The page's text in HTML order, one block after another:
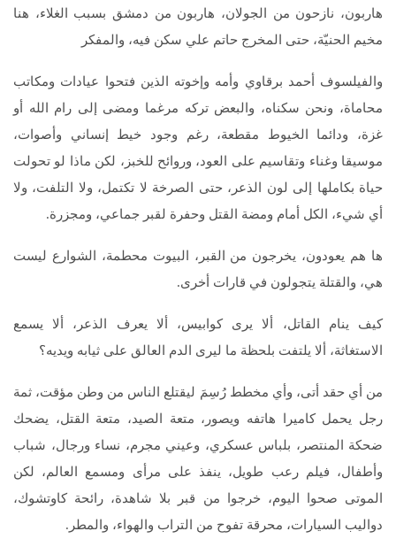
هاربون، نازحون من الجولان، هاربون من دمشق بسبب الغلاء، هنا
مخيم الحنيّة، حتى المخرج حاتم علي سكن فيه، والمفكر
والفيلسوف أحمد برقاوي وأمه وإخوته الذين فتحوا عيادات ومكاتب
محاماة، ونحن سكناه، والبعض تركه مرغما ومضى إلى رام الله أو
غزة، ودائما الخيوط مقطعة، رغم وجود خيط إنساني وأصوات،
موسيقا وغناء وتقاسيم على العود، وروائح للخبز، لكن ماذا لو تحولت
حياة بكاملها إلى لون الذعر، حتى الصرخة لا تكتمل، ولا التلفت، ولا
أي شيء، الكل أمام ومضة القتل وحفرة لقبر جماعي، ومجزرة.
ها هم يعودون، يخرجون من القبر، البيوت محطمة، الشوارع ليست
هي، والقتلة يتجولون في قارات أخرى.
كيف ينام القاتل، ألا يرى كوابيس، ألا يعرف الذعر، ألا يسمع
الاستغاثة، ألا يلتفت بلحظة ما ليرى الدم العالق على ثيابه ويديه؟
من أي حقد أتى، وأي مخطط رُسِمَ ليقتلع الناس من وطن مؤقت، ثمة
رجل يحمل كاميرا هاتفه ويصور، متعة الصيد، متعة القتل، يضحك
ضحكة المنتصر، بلباس عسكري، وعيني مجرم، نساء ورجال، شباب
وأطفال، فيلم رعب طويل، ينفذ على مرأى ومسمع العالم، لكن
الموتى صحوا اليوم، خرجوا من قبر بلا شاهدة، رائحة كاوتشوك،
دواليب السيارات، محرقة تفوح من التراب والهواء، والمطر.